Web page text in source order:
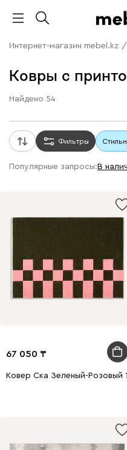
Интернет-магазин mebel.kz /
Ковры с
Найдено 54
Фильтры
Популярные запросы: В
67 050
Ковер Ска Зеленый-Розовый